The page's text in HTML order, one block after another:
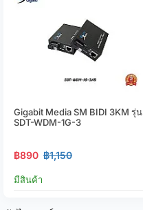
Gigabit Media SM BIDI 3KM รุ่น
SDT-WDM-1G-3
฿890 ฿1,150
มีสินค้า